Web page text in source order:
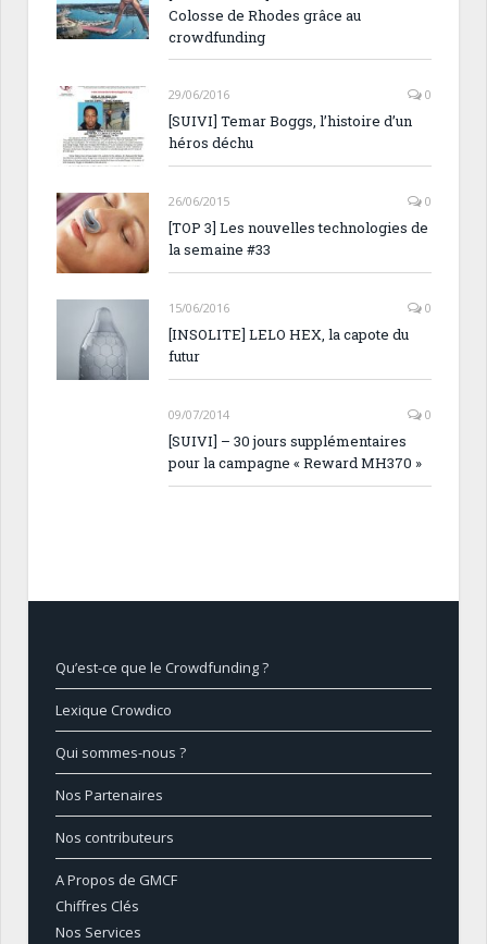
Colosse de Rhodes grâce au
crowdfunding
29/06/2016 0
[SUIVI] Temar Boggs, l’histoire d’un
héros déchu
26/06/2015 0
[TOP 3] Les nouvelles technologies de
la semaine #33
15/06/2016 0
[INSOLITE] LELO HEX, la capote du
futur
09/07/2014 0
[SUIVI] – 30 jours supplémentaires
pour la campagne « Reward MH370 »
Qu’est-ce que le Crowdfunding ?
Lexique Crowdico
Qui sommes-nous ?
Nos Partenaires
Nos contributeurs
A Propos de GMCF
Chiffres Clés
Nos Services